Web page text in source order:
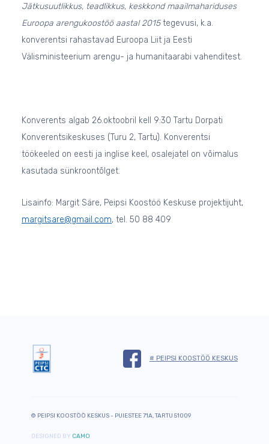
Jätkusuutlikkus, teadlikkus, keskkond maailmahariduses
Euroopa arengukoostöö aastal 2015tegevusi, k.a.
konverentsi rahastavad Euroopa Liit ja Eesti
Välisministeerium arengu- ja humanitaarabi vahenditest.
Konverents algab 26.oktoobril kell 9:30 Tartu Dorpati
Konverentsikeskuses (Turu 2, Tartu). Konverentsi
töökeeled on eesti ja inglise keel, osalejatel on võimalus
kasutada sünkroontõlget.
Lisainfo: Margit Säre, Peipsi Koostöö Keskuse projektijuht,
margitsare@gmail.com, tel. 50 88 409
# PEIPSI KOOSTÖÖ KESKUS
© PEIPSI KOOSTÖÖ KESKUS - PUIESTEE 71A, TARTU 51009
DESIGNED BY CAMO